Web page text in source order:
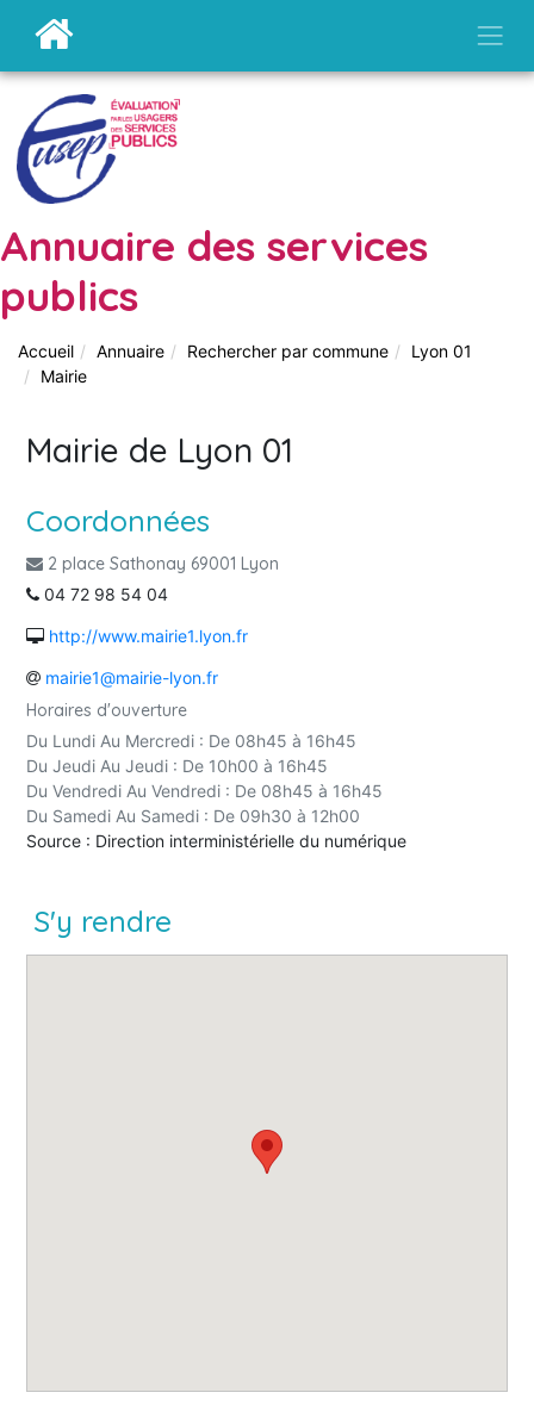
Annuaire des services
publics
Accueil Annuaire Rechercher par commune
Lyon 01
Mairie
Mairie de Lyon 01
Coordonnées
2 place Sathonay 69001 Lyon
04 72 98 54 04
http://www.mairie1.lyon.fr
mairie1@mairie-lyon.fr
Horaires d'ouverture
Du Lundi Au Mercredi : De 08h45 à 16h45
Du Jeudi Au Jeudi : De 10h00 à 16h45
Du Vendredi Au Vendredi : De 08h45 à 16h45
Du Samedi Au Samedi : De 09h30 à 12h00
Source : Direction interministérielle du numérique
S'y rendre